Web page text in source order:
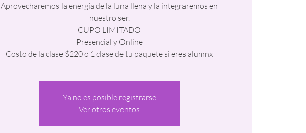
Aprovecharemos la energía de la luna llena y la integraremos en
nuestro ser.
CUPO LIMITADO
Presencial y Online
Costo de la clase $220 o 1 clase de tu paquete si eres alumnx
Ya no es posible registrarse
Ver otros eventos